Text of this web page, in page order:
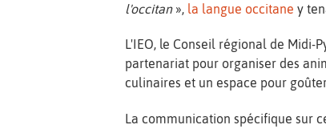
l'occitan », la langue occitane y
L'IEO, le Conseil régional de Midi-
partenariat pour organiser des
culinaires et un espace pour
La communication spécifique sur